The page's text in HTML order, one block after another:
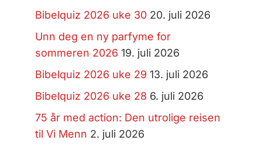
Bibelquiz 2026 uke 30 20. juli 2026
Unn deg en ny parfyme for
sommeren 2026 19. juli 2026
Bibelquiz 2026 uke 29 13. juli 2026
Bibelquiz 2026 uke 28 6. juli 2026
75 år med action: Den utrolige reisen
til Vi Menn 2. juli 2026